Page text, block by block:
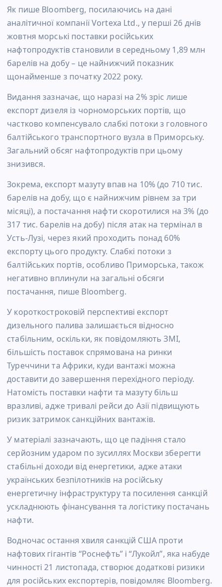
Як пише Bloomberg, посилаючись на дані
аналітичної компанії Vortexa Ltd., у перші 26 днів
жовтня морські поставки російських
нафтопродуктів становили в середньому 1,89 млн
барелів на добу – це найнижчий показник
щонайменше з початку 2022 року.
Видання зазначає, що наразі на 2% зріс лише
експорт дизеля із чорноморських портів, що
частково компенсувало слабкі потоки з головного
балтійського транспортного вузла в Приморську.
Загальний обсяг нафтопродуктів при цьому
знизився.
Зокрема, експорт мазуту впав на 10% (до 710 тис.
барелів на добу, що є найнижчим рівнем за три
місяці), а постачання нафти скоротилися на 3% (до
317 тис. барелів на добу) після атак на термінал в
Усть-Лузі, через який проходить понад 60%
експорту цього продукту. Слабкі потоки з
балтійських портів, особливо Приморська, також
негативно вплинули на загальні обсяги
постачання, пише Bloomberg.
У короткостроковій перспективі експорт
дизельного палива залишається відносно
стабільним, оскільки, як повідомляють ЗМІ,
більшість поставок спрямована на ринки
Туреччини та Африки, куди вантажі можна
доставити до завершення перехідного періоду.
Натомість поставки нафти та мазуту більш
вразливі, адже тривалі рейси до Азії підвищують
ризик затримок санкційних вантажів.
У матеріалі зазначають, що це падіння стало
серйозним ударом по зусиллях Москви зберегти
стабільні доходи від енергетики, адже атаки
українських безпілотників на російську
енергетичну інфраструктуру та посилення санкцій
ускладнюють фінансування та логістику постачань
нафти.
Водночас остання хвиля санкцій США проти
нафтових гігантів “Роснефть” і “Лукойл”, яка набуде
чинності 21 листопада, створює додаткові ризики
для російських експортерів, повідомляє Bloomberg.